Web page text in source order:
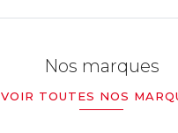
Nos marques
VOIR TOUTES NOS